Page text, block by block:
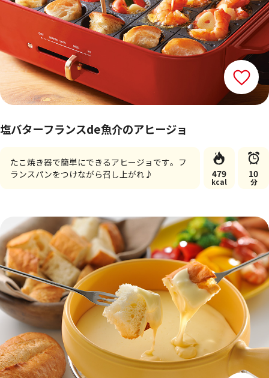
塩バターフランスde魚介のアヒージョ
たこ焼き器で簡単にできるアヒージョです。フ
ランスパンをつけながら召し上がれ♪
479
kcal
10
分